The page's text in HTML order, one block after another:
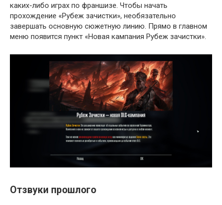
каких-либо играх по франшизе. Чтобы начать
прохождение «Рубеж зачистки», необязательно
завершать основную сюжетную линию. Прямо в главном
меню появится пункт «Новая кампания Рубеж зачистки».
Отзвуки прошлого